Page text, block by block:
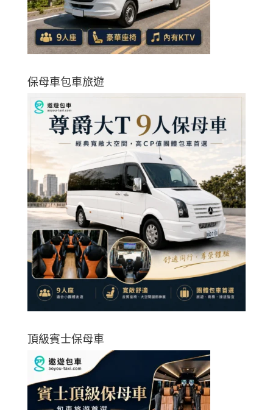
保母車包車旅遊
頂級賓士保母車